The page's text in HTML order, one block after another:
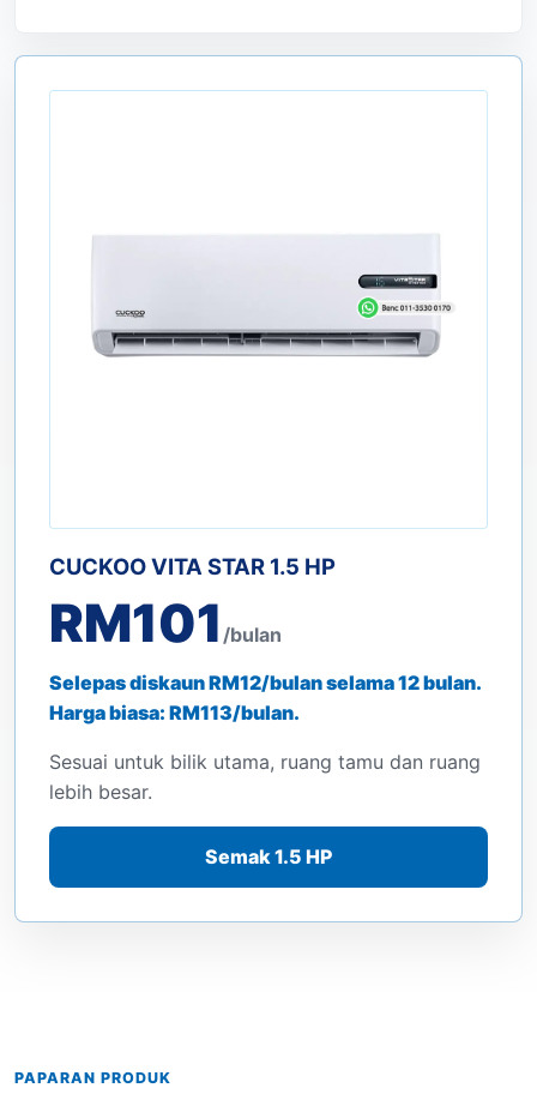
CUCKOO VITA STAR 1.5 HP
RM101 /bulan
Selepas diskaun RM12/bulan selama 12 bulan.
Harga biasa: RM113/bulan.
Sesuai untuk bilik utama, ruang tamu dan ruang
lebih besar.
Semak 1.5 HP
PAPARAN PRODUK